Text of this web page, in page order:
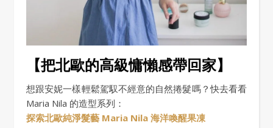
【把北歐的高級慵懶感帶回家】
想跟安妮一樣輕鬆駕馭不經意的自然捲髮嗎？快去看看
Maria Nila 的造型系列：
探索北歐純淨髮藝 Maria Nila 海洋喚醒果凍